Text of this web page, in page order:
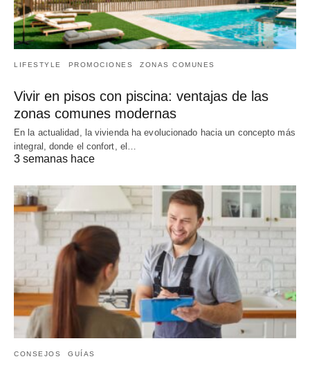
LIFESTYLE PROMOCIONES ZONAS COMUNES
Vivir en pisos con piscina: ventajas de las
zonas comunes modernas
En la actualidad, la vivienda ha evolucionado hacia un concepto más
integral, donde el confort, el…
3 semanas hace
CONSEJOS GUÍAS